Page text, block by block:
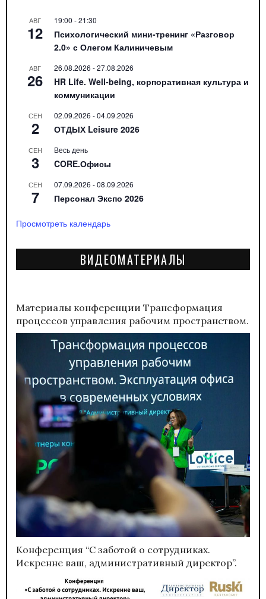
АВГ
12
19:00 -21:30
Психологический мини-тренинг «Разговор
2.0» с Олегом Калиничевым
АВГ
26
26.08.2026 -27.08.2026
HR Life. Well-being, корпоративная культура и
коммуникации
СЕН
2
02.09.2026 -04.09.2026
ОТДЫХ Leisure 2026
СЕН
3
Весь день
CORE.Офисы
СЕН
7
07.09.2026 -08.09.2026
Персонал Экспо 2026
Просмотреть календарь
ВИДЕОМАТЕРИАЛЫ
Материалы конференции Трансформация
процессов управления рабочим пространством.
Конференция “С заботой о сотрудниках.
Искренне ваш, административный директор”.